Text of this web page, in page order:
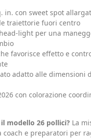
in. con sweet spot
traiettorie fuori centro
light per una
favorisce effetto e
adatto alle dimensioni
con colorazione
modello 26 pollici? La
coach e preparatori per